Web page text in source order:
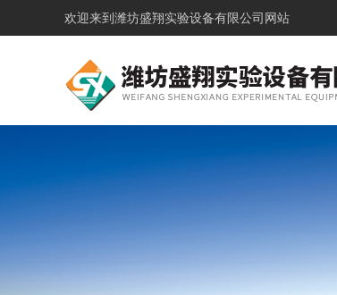
欢迎来到 潍坊盛翔实验设备有限公司网站